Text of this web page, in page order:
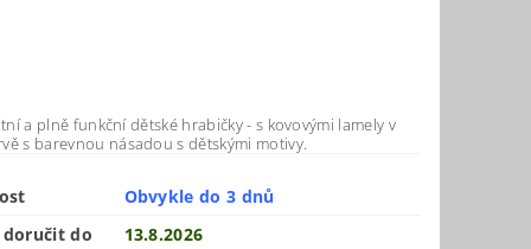
a plně funkční dětské hrabičky - s kovovými lamely v
s barevnou násadou s dětskými motivy.
Obvykle do 3 dnů
doručit do
13.8.2026